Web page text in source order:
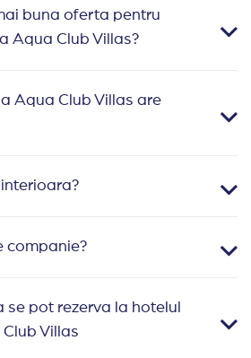
buna oferta pentru
Aqua Club Villas?
Aqua Club Villas are
companie?
se pot rezerva la hotelul
Villas